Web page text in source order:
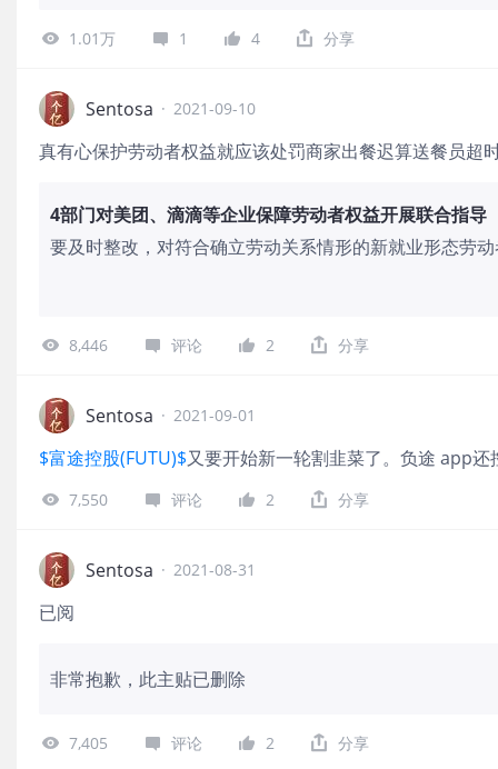
（周四）至9月22日（周三）关闭。9月23日（周四）起
1.01万 1 4 分享
Sentosa · 2021-09-10
真有心保护劳动者权益就应该处罚商家出餐迟算送餐员超
4部门对美团、滴滴等企业保障劳动者权益开展联合指导
要及时整改，对符合确立劳动关系情形的新就业形态劳
8,446 评论 2 分享
Sentosa · 2021-09-01
$富途控股(FUTU)$又要开始新一轮割韭菜了。负途 app还
7,550 评论 2 分享
Sentosa · 2021-08-31
已阅
非常抱歉，此主贴已删除
7,405 评论 2 分享